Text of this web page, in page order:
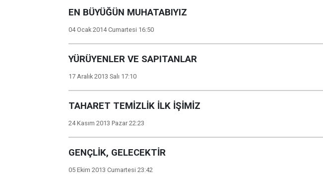
EN BÜYÜĞÜN MUHATABIYIZ
04 Ocak 2014 Cumartesi 16:50
YÜRÜYENLER VE SAPITANLAR
17 Aralık 2013 Salı 17:10
TAHARET TEMİZLİK İLK İŞİMİZ
24 Kasım 2013 Pazar 22:23
GENÇLİK, GELECEKTİR
05 Ekim 2013 Cumartesi 23:42